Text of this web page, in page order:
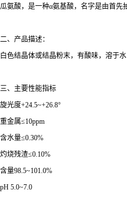
瓜氨酸，是一种α氨基酸，名字是由首
二、产品描述：
白色结晶体或结晶粉末，有酸味，溶于水
三、主要性能指标
旋光度+24.5~+26.8°
重金属≤10ppm
含水量≤0.30%
灼烧残渣≤0.10%
含量98.5~101.0%
pH 5.0~7.0